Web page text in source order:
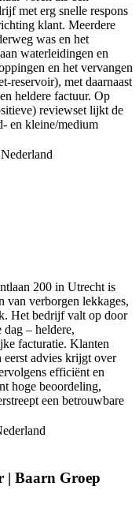
met erg snelle respons
klant. Meerdere
was en het
waterleidingen en
en het vervangen
reservoir), met daarnaast
heldere factuur. Op
reviewset lijkt de
en kleine/medium
200 in Utrecht is
van verborgen lekkages,
Het bedrijf valt op door
– heldere,
facturatie. Klanten
advies krijgt over
efficiënt en
hoge beoordeling,
een betrouwbare
| Baarn Groep